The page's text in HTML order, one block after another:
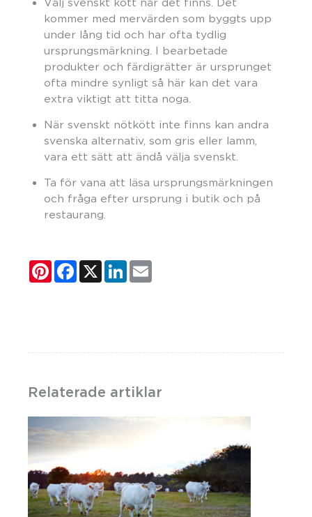
Välj svenskt kött när det finns. Det
kommer med mervärden som byggts upp
under lång tid och har ofta tydlig
ursprungsmärkning. I bearbetade
produkter och färdigrätter är ursprunget
ofta mindre synligt så här kan det vara
extra viktigt att titta noga.
När svenskt nötkött inte finns kan andra
svenska alternativ, som gris eller lamm,
vara ett sätt att ändå välja svenskt.
Ta för vana att läsa ursprungsmärkningen
och fråga efter ursprung i butik och på
restaurang.
PinterestFacebook
X LinkedIn
Relaterade artiklar